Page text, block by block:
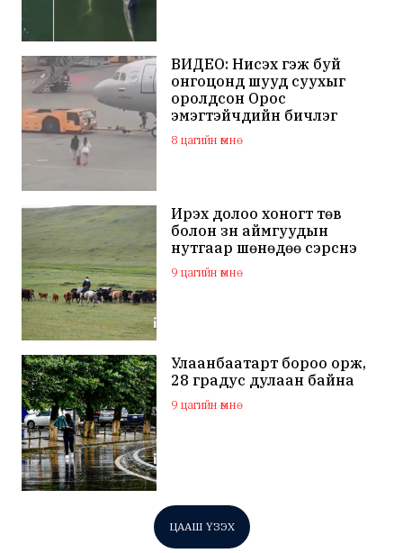
ВИДЕО: Нисэх гэж буй
онгоцонд шууд суухыг
оролдсон Орос
эмэгтэйчүүдийн бичлэг
дэлхий нийтийн
анхааралд оров
8 цагийн өмнө
Ирэх долоо хоногт төв
болон зүүн аймгуудын
нутгаар шөнөдөө сэрүүснэ
9 цагийн өмнө
Улаанбаатарт бороо орж,
28 градус дулаан байна
9 цагийн өмнө
ЦААШ ҮЗЭХ